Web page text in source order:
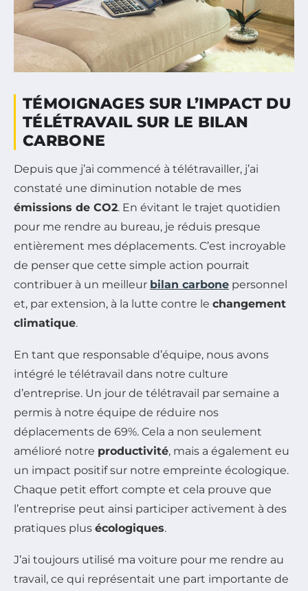
TÉMOIGNAGES SUR L’IMPACT DU
TÉLÉTRAVAIL SUR LE BILAN
CARBONE
Depuis que j’ai commencé à télétravailler, j’ai
constaté une diminution notable de mes
émissions de CO2. En évitant le trajet quotidien
pour me rendre au bureau, je réduis presque
entièrement mes déplacements. C’est incroyable
de penser que cette simple action pourrait
contribuer à un meilleur bilan carbone personnel
et, par extension, à la lutte contre le changement
climatique.
En tant que responsable d’équipe, nous avons
intégré le télétravail dans notre culture
d’entreprise. Un jour de télétravail par semaine a
permis à notre équipe de réduire nos
déplacements de 69%. Cela a non seulement
amélioré notre productivité, mais a également eu
un impact positif sur notre empreinte écologique.
Chaque petit effort compte et cela prouve que
l’entreprise peut ainsi participer activement à des
pratiques plus écologiques.
J’ai toujours utilisé ma voiture pour me rendre au
travail, ce qui représentait une part importante de